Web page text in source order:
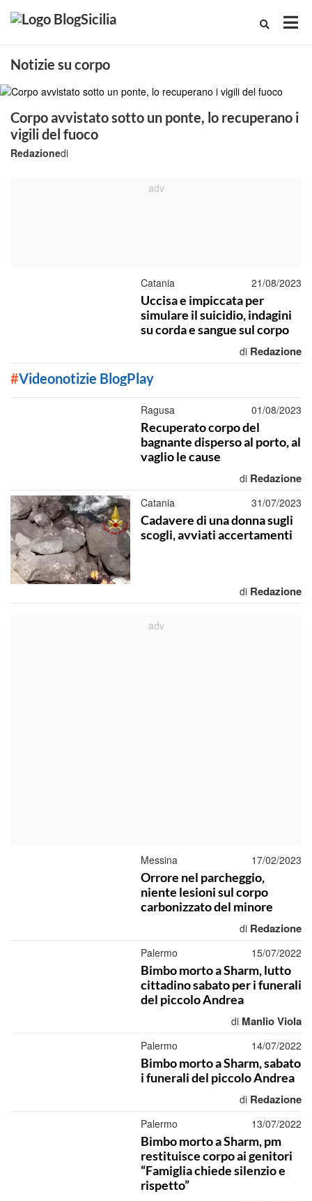
Notizie su corpo
Corpo avvistato sotto un ponte, lo recuperano i
vigili del fuoco
di
Redazione
Catania 21/08/2023
Uccisa e impiccata per
simulare il suicidio, indagini
su corda e sangue sul corpo
di Redazione
#Videonotizie BlogPlay
Ragusa 01/08/2023
Recuperato corpo del
bagnante disperso al porto, al
vaglio le cause
di Redazione
Catania 31/07/2023
Cadavere di una donna sugli
scogli, avviati accertamenti
di Redazione
Messina 17/02/2023
Orrore nel parcheggio,
niente lesioni sul corpo
carbonizzato del minore
di Redazione
Palermo 15/07/2022
Bimbo morto a Sharm, lutto
cittadino sabato per i funerali
del piccolo Andrea
di Manlio Viola
Palermo 14/07/2022
Bimbo morto a Sharm, sabato
i funerali del piccolo Andrea
di Redazione
Palermo 13/07/2022
Bimbo morto a Sharm, pm
restituisce corpo ai genitori
“Famiglia chiede silenzio e
rispetto”